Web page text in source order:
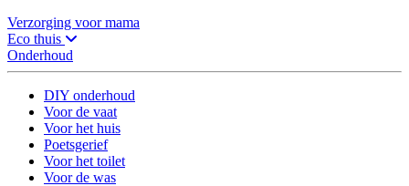
Verzorging voor mama
Eco thuis
Onderhoud
DIY onderhoud
Voor de vaat
Voor het huis
Poetsgerief
Voor het toilet
Voor de was